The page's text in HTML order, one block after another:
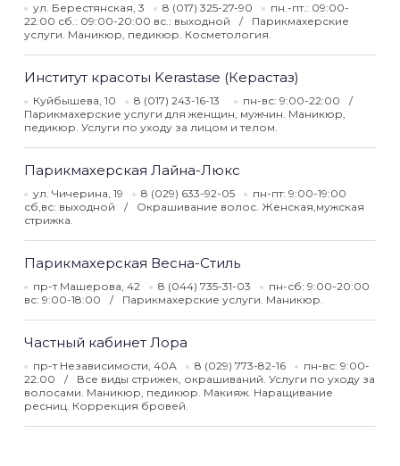
ул. Берестянская, 3 8 (017) 325-27-90
пн.-пт.: 09:00-
22:00 сб.: 09:00-20:00 вс.: выходной
Парикмахерские
услуги. Маникюр, педикюр. Косметология.
Институт красоты Kerastase (Керастаз)
Куйбышева, 10 8 (017) 243-16-13
пн-вс: 9:00-22:00
Парикмахерские услуги для женщин, мужчин. Маникюр,
педикюр. Услуги по уходу за лицом и телом.
Парикмахерская Лайна-Люкс
ул. Чичерина, 19 8 (029) 633-92-05
пн-пт: 9:00-19:00
сб,вс: выходной
Окрашивание волос. Женская,мужская
стрижка.
Парикмахерская Весна-Стиль
пр-т Машерова, 42 8 (044) 735-31-03
пн-сб: 9:00-20:00
вс: 9:00-18:00
Парикмахерские услуги. Маникюр.
Частный кабинет Лора
пр-т Независимости, 40А 8 (029) 773-82-16
пн-вс: 9:00-
22:00
Все виды стрижек, окрашиваний. Услуги по уходу за
волосами. Маникюр, педикюр. Макияж. Наращивание
ресниц. Коррекция бровей.